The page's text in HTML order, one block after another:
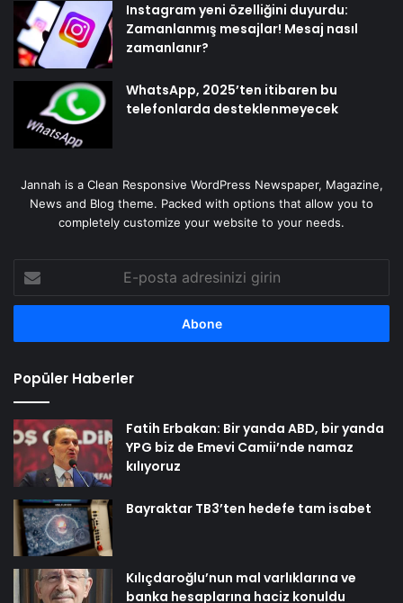
Instagram yeni özelliğini duyurdu:
Zamanlanmış mesajlar! Mesaj nasıl
zamanlanır?
WhatsApp, 2025’ten itibaren bu
telefonlarda desteklenmeyecek
Jannah is a Clean Responsive WordPress Newspaper, Magazine,
News and Blog theme. Packed with options that allow you to
completely customize your website to your needs.
posta
adresinizi
Popüler Haberler
Fatih Erbakan: Bir yanda ABD, bir yanda
YPG biz de Emevi Camii’nde namaz
kılıyoruz
Bayraktar TB3’ten hedefe tam isabet
Kılıçdaroğlu’nun mal varlıklarına ve
banka hesaplarına haciz konuldu